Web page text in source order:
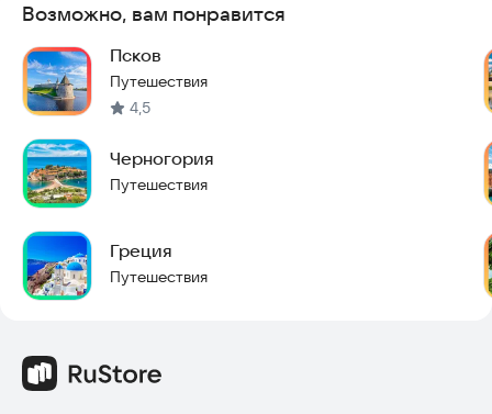
Возможно, вам понравится
Псков
Путешествия
4,5
Черногория
Путешествия
Греция
Путешествия